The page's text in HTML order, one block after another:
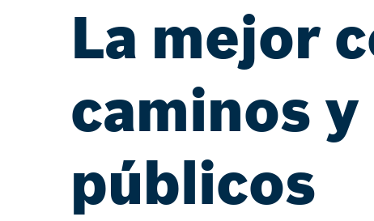
La mejor
caminos
públicos